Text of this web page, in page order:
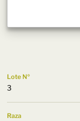
Lote Nº
3
Raza